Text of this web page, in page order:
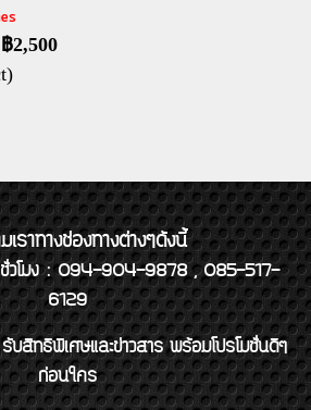
฿2,500
ราทางช่องทางต่างๆดังนี้
วโมง : 094-904-9878 , 085-517-
6129
รับสิทธิพิเศษและข่าวสาร พร้อมโปรโมชั่นดีๆ
ก่อนใคร